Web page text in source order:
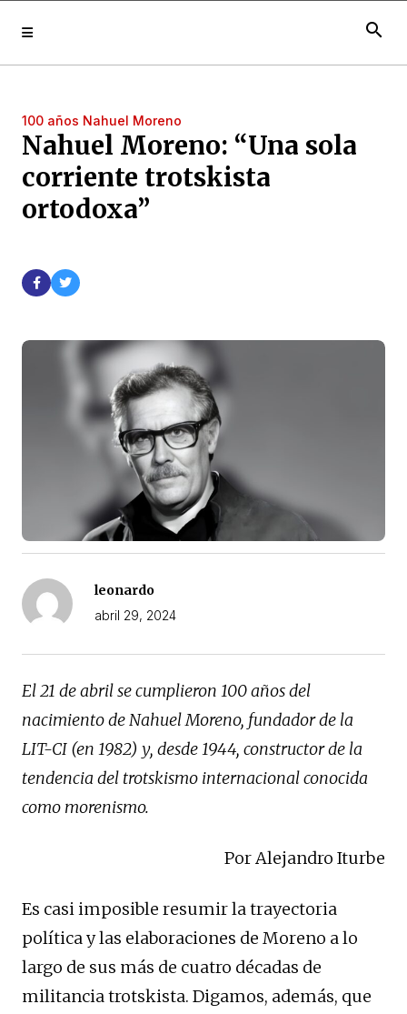
search
100 años Nahuel Moreno
Nahuel Moreno: “Una sola
corriente trotskista
ortodoxa”
leonardo
abril 29, 2024
El 21 de abril se cumplieron 100 años del
nacimiento de Nahuel Moreno, fundador de la
LIT-CI (en 1982) y, desde 1944, constructor de la
tendencia del trotskismo internacional conocida
como morenismo.
Por Alejandro Iturbe
Es casi imposible resumir la trayectoria
política y las elaboraciones de Moreno a lo
largo de sus más de cuatro décadas de
militancia trotskista. Digamos, además, que